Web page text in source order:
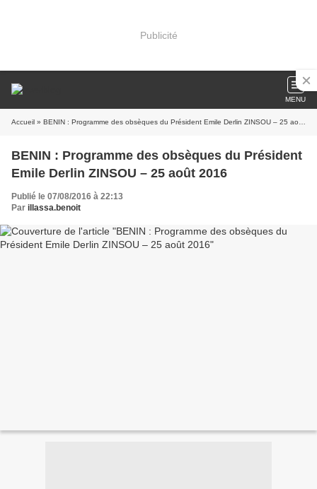
Publicité
MENU
Accueil » BENIN : Programme des obsèques du Président Emile Derlin ZINSOU – 25 août 2016
BENIN : Programme des obsèques du Président
Emile Derlin ZINSOU – 25 août 2016
Publié le 07/08/2016 à 22:13
Par illassa.benoit